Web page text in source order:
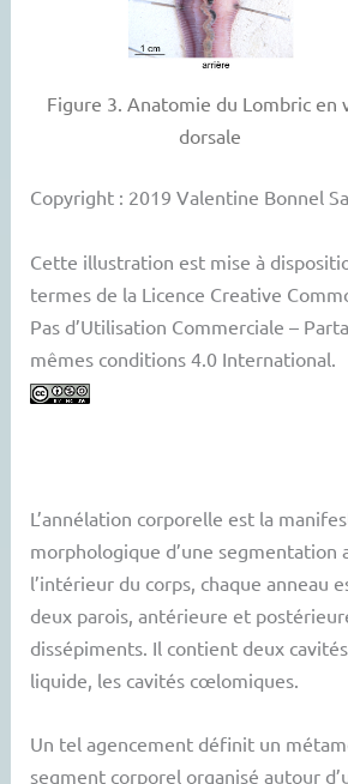
Figure 3. Anatomie du Lombric en
dorsale
Copyright : 2019 Valentine Bonnel
Cette illustration est mise à
termes de la Licence Creative
Pas d’Utilisation Commerciale –
mêmes conditions 4.0 International.
L’annélation corporelle est la
morphologique d’une segmentation
l’intérieur du corps, chaque anneau
deux parois, antérieure et
dissépiments. Il contient deux
liquide, les cavités cœlomiques.
Un tel agencement définit un
segment corporel organisé autour